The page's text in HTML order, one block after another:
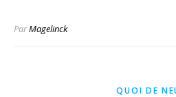
ParMagelinck
QUOI DE